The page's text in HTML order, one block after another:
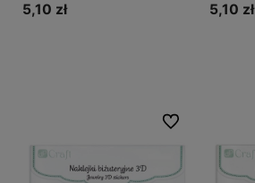
5,10 zł 5,10 zł
Do ulubionych